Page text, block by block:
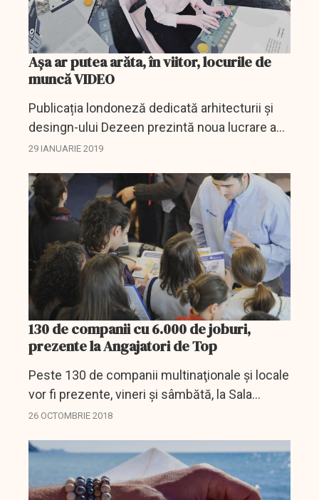
Așa ar putea arăta, în viitor, locurile de
muncă VIDEO
Publicația londoneză dedicată arhitecturii și
desingn-ului Dezeen prezintă noua lucrare a
pictorului Keiichi Matsuda, artist care, folosind
29 IANUARIE 2019
130 de companii cu 6.000 de joburi,
prezente la Angajatori de Top
Peste 130 de companii multinaţionale şi locale
vor fi prezente, vineri şi sâmbătă, la Sala
Palatului din Bucureşti, la târgul de carieră
26 OCTOMBRIE 2018